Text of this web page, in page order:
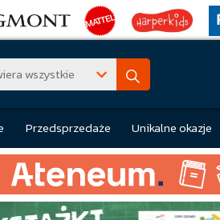
wszystkie
Przedsprzedaże Unikalne okazje